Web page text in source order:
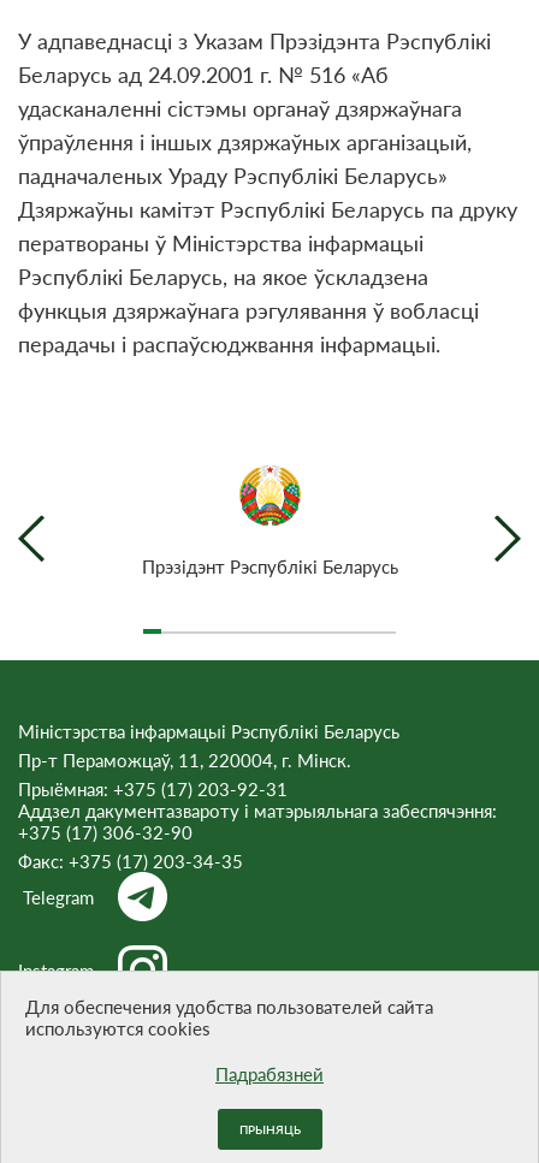
У адпаведнасці з Указам Прэзідэнта Рэспублікі
Беларусь ад 24.09.2001 г. № 516 «Аб
удасканаленні сістэмы органаў дзяржаўнага
ўпраўлення і іншых дзяржаўных арганізацый,
падначаленых Ураду Рэспублікі Беларусь»
Дзяржаўны камітэт Рэспублікі Беларусь па друку
ператвораны ў Міністэрства інфармацыі
Рэспублікі Беларусь, на якое ўскладзена
функцыя дзяржаўнага рэгулявання ў вобласці
перадачы і распаўсюджвання інфармацыі.
Прэзiдэнт Рэспублiкi Беларусь
Міністэрства інфармацыі Рэспублікі Беларусь
Пр-т Пераможцаў, 11, 220004, г. Мінск.
Прыёмная: +375 (17) 203-92-31
Аддзел дакументазвароту і матэрыяльнага забеспячэння:
+375 (17) 306-32-90
Факс: +375 (17) 203-34-35
Telegram
Instagram
Пры цытаванні матэрыялаў спасылка на сайт абавязковая.
Для обеспечения удобства пользователей сайта
используются cookies
Падрабязней
ПРЫНЯЦЬ